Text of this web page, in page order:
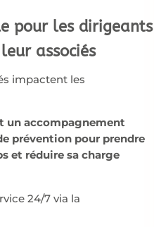
pour les dirigeants
associés
impactent les
un accompagnement
prévention pour prendre
et réduire sa charge
24/7 via la